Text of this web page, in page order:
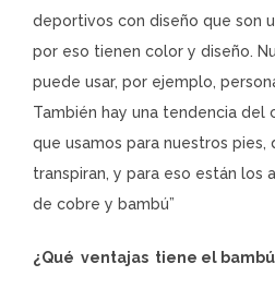
deportivos con diseño que son
por eso tienen color y diseño.
puede usar, por ejemplo,
También hay una tendencia del
que usamos para nuestros pies,
transpiran, y para eso están los
de cobre y bambú”
¿Qué ventajas tiene el